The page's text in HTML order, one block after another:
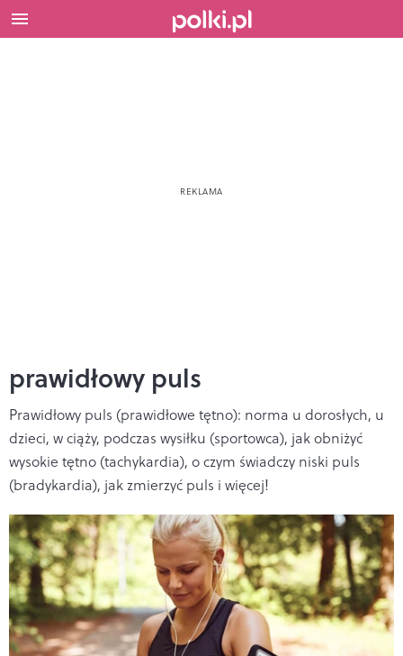
prawidłowy puls
Prawidłowy puls (prawidłowe tętno): norma u dorosłych, u
dzieci, w ciąży, podczas wysiłku (sportowca), jak obniżyć
wysokie tętno (tachykardia), o czym świadczy niski puls
(bradykardia), jak zmierzyć puls i więcej!